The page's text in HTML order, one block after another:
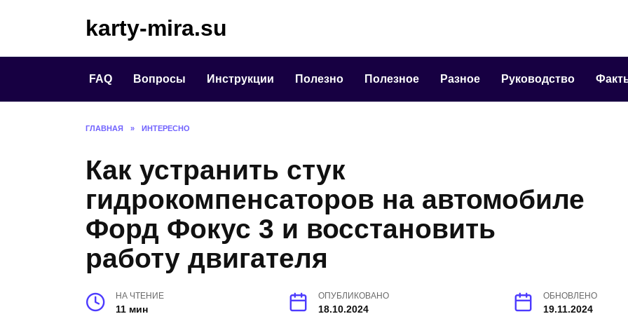
karty-mira.su
FAQ Вопросы Инструкции Полезно Полезное Разное Руководство
ГЛАВНАЯ » ИНТЕРЕСНО
Как устранить стук
гидрокомпенсаторов на автомобиле
Форд Фокус 3 и восстановить
работу двигателя
НА ЧТЕНИЕ
11 мин
ОПУБЛИКОВАНО
18.10.2024
ОБНОВЛЕНО
19.11.2024